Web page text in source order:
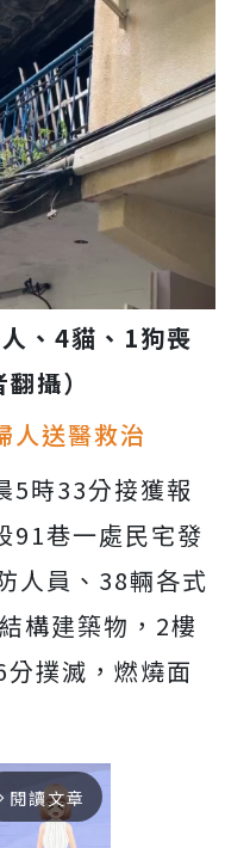
、4貓、1狗喪
攝）
送醫救治
5時33分接獲報
91巷一處民宅發
人員、38輛各式
構建築物，2樓
撲滅，燃燒面
閱讀文章